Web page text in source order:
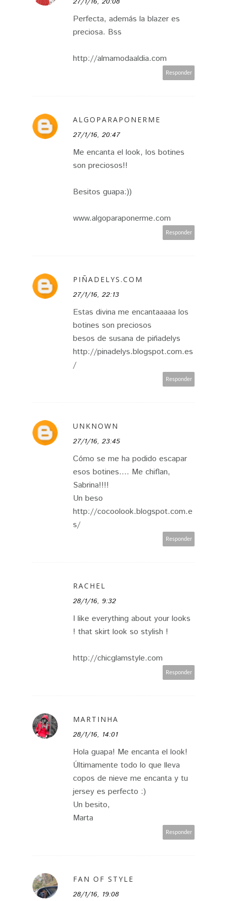
Perfecta, además la blazer es
preciosa. Bss
http://almamodaaldia.com
Responder
ALGOPARAPONERME
27/1/16, 20:47
Me encanta el look, los botines
son preciosos!!
Besitos guapa:))
www.algoparaponerme.com
Responder
PIÑADELYS.COM
27/1/16, 22:13
Estas divina me encantaaaaa los
botines son preciosos
besos de susana de piñadelys
http://pinadelys.blogspot.com.es
/
Responder
UNKNOWN
27/1/16, 23:45
Cómo se me ha podido escapar
esos botines.... Me chiflan,
Sabrina!!!!
Un beso
http://cocoolook.blogspot.com.e
s/
Responder
RACHEL
28/1/16, 9:32
I like everything about your looks
! that skirt look so stylish !
http://chicglamstyle.com
Responder
MARTINHA
28/1/16, 14:01
Hola guapa! Me encanta el look!
Últimamente todo lo que lleva
copos de nieve me encanta y tu
jersey es perfecto :)
Un besito,
Marta
Responder
FAN OF STYLE
28/1/16, 19:08